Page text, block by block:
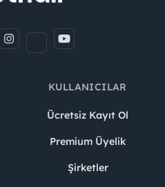
KULLANICILAR
Ücretsiz Kayıt Ol
Premium Üyelik
Şirketler